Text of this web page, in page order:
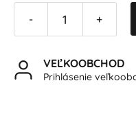
- +
VEĽKOOBCHOD
Prihlásenie